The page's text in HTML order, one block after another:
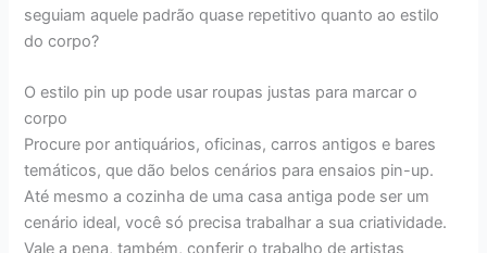
seguiam aquele padrão quase repetitivo quanto ao estilo
do corpo?
O estilo pin up pode usar roupas justas para marcar o
corpo
Procure por antiquários, oficinas, carros antigos e bares
temáticos, que dão belos cenários para ensaios pin-up.
Até mesmo a cozinha de uma casa antiga pode ser um
cenário ideal, você só precisa trabalhar a sua criatividade.
Vale a pena, também, conferir o trabalho de artistas